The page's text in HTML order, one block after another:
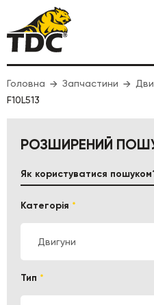
Головна Запчастини
F10L513
РОЗШИРЕНИЙ
Категорія *
Двигуни
Тип *
Як користуватися